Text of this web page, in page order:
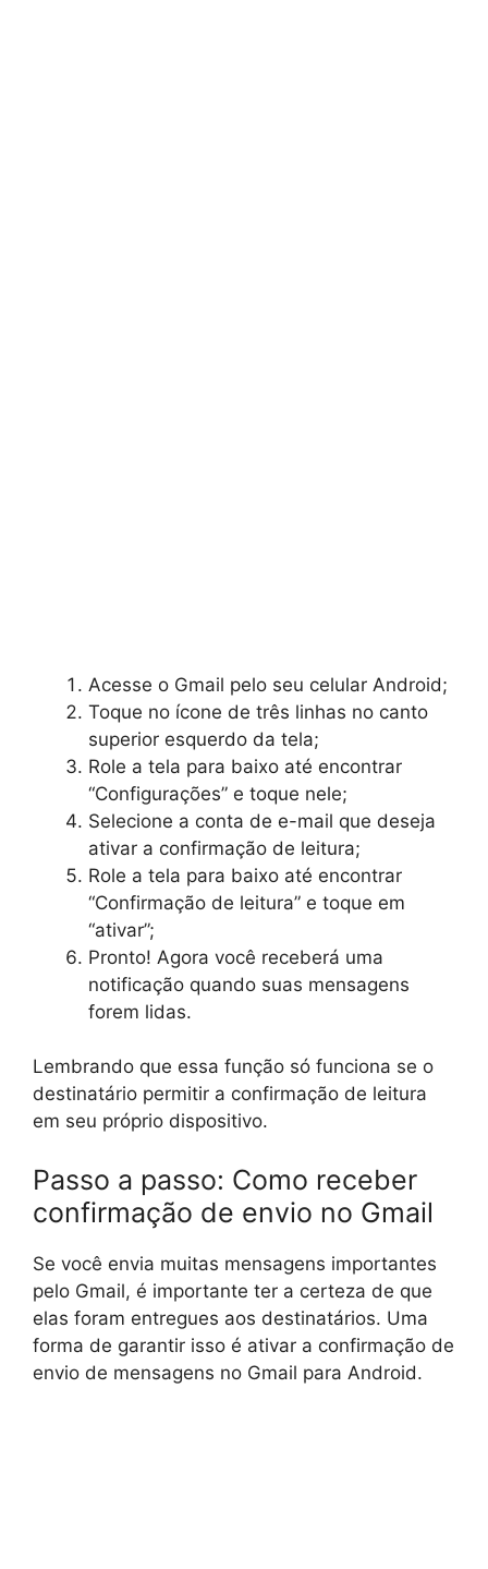
Acesse o Gmail pelo seu celular Android;
Toque no ícone de três linhas no canto
superior esquerdo da tela;
Role a tela para baixo até encontrar
“Configurações” e toque nele;
Selecione a conta de e-mail que deseja
ativar a confirmação de leitura;
Role a tela para baixo até encontrar
“Confirmação de leitura” e toque em
“ativar”;
Pronto! Agora você receberá uma
notificação quando suas mensagens
forem lidas.
Lembrando que essa função só funciona se o
destinatário permitir a confirmação de leitura
em seu próprio dispositivo.
Passo a passo: Como receber
confirmação de envio no Gmail
Se você envia muitas mensagens importantes
pelo Gmail, é importante ter a certeza de que
elas foram entregues aos destinatários. Uma
forma de garantir isso é ativar a confirmação de
envio de mensagens no Gmail para Android.